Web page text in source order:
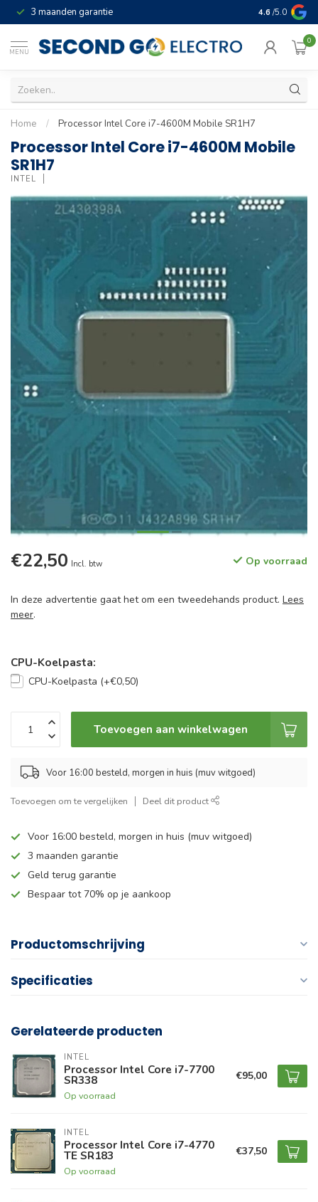
3 maanden garantie Geld terug
4.6 /5.0
MENU
0
Home / Processor Intel Core i7-4600M Mobile SR1H7
Processor Intel Core i7-4600M Mobile
SR1H7
INTEL
€22,50 Incl. btw Op voorraad
In deze advertentie gaat het om een tweedehands product. Lees
meer.
CPU-Koelpasta:
CPU-Koelpasta (+€0,50)
Toevoegen aan winkelwagen
Voor 16:00 besteld, morgen in huis (muv witgoed)
Toevoegen om te vergelijken Deel dit product
Voor 16:00 besteld, morgen in huis (muv witgoed)
3 maanden garantie
Geld terug garantie
Bespaar tot 70% op je aankoop
Productomschrijving
Specificaties
Gerelateerde producten
INTEL
Processor Intel Core i7-7700
SR338
Op voorraad
€95,00
INTEL
Processor Intel Core i7-4770
TE SR183
Op voorraad
€37,50